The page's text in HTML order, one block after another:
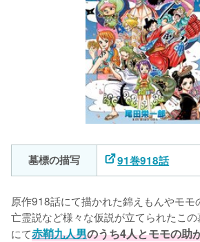
墓標の描写 91巻918話
原作918話にて描かれた錦えもんやモモ
亡霊説など様々な仮説が立てられたこ
にて赤鞘九人男のうち4人とモモの助